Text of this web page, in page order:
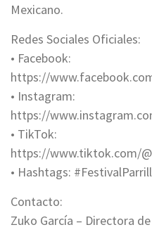
Mexicano.
Redes Sociales Oficiales:
• Facebook:
https://
• Instagram:
https://
• TikTok:
https://www.tiktok.com/
• Hashtags:
Contacto:
Zuko García – Directora